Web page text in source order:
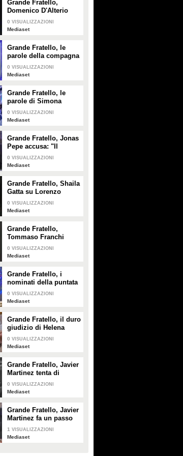
Grande Fratello,
Domenico D'Alterio
affronta la sua
compagna Valentina
0 VISUALIZZAZIONI
Mediaset
Grande Fratello, le
parole della compagna
di Domenico D'Alterio
0 VISUALIZZAZIONI
Mediaset
Grande Fratello, le
parole di Simona
Ventura per Anita
Mazzotta
0 VISUALIZZAZIONI
Mediaset
Grande Fratello, Jonas
Pepe accusa: "Il
contatto tra alcuni è
strategia"
0 VISUALIZZAZIONI
Mediaset
Grande Fratello, Shaila
Gatta su Lorenzo
Spolverato: "Non
siamo più noi due, è
0 VISUALIZZAZIONI
Mediaset
Grande Fratello,
Tommaso Franchi
spiega a Shaila Gatta
le ragioni del
Spolverato
0 VISUALIZZAZIONI
Mediaset
Grande Fratello, i
nominati della puntata
di giovedì 30 gennaio
0 VISUALIZZAZIONI
Mediaset
Grande Fratello, il duro
giudizio di Helena
Prestes su Zeudi Di
Palma e Javier
0 VISUALIZZAZIONI
Mediaset
Grande Fratello, Javier
Martinez tenta di
confortare Zeudi Di
Palma
0 VISUALIZZAZIONI
Mediaset
Grande Fratello, Javier
Martinez fa un passo
indietro con Zeudi Di
Palma
1 VISUALIZZAZIONI
Mediaset
Mediaset